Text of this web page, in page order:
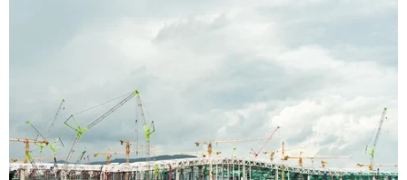
Israel và Liban không đạt tiến triển
trong ngày đàm phán đầu tiên
05/08/2026 15:01